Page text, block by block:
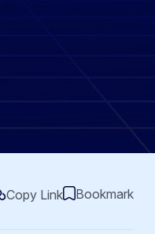
Copy Link Bookmark